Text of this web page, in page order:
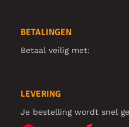
BETALINGEN
Betaal veilig met:
LEVERING
Je bestelling wordt snel